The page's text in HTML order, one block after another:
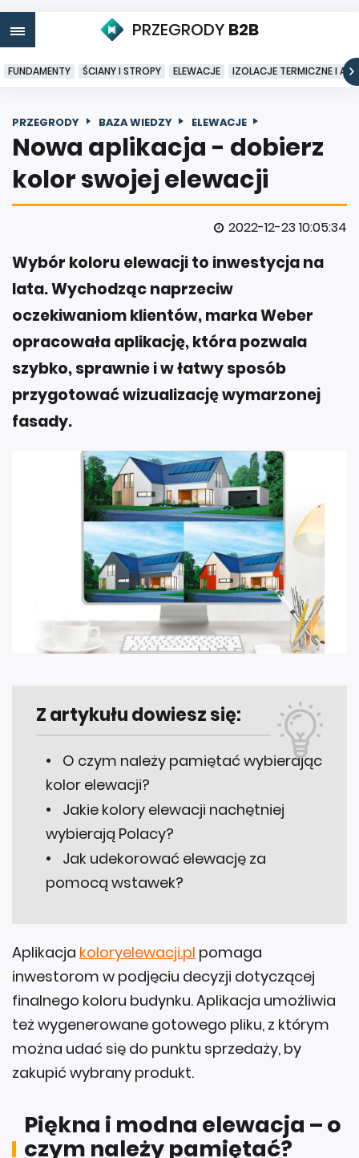
PRZEGRODY B2B
FUNDAMENTY ŚCIANY I STROPY ELEWACJE IZOLACJE TERMICZNE I
PRZEGRODY BAZA WIEDZY ELEWACJE
Nowa aplikacja - dobierz
kolor swojej elewacji
2022-12-23 10:05:34
Wybór koloru elewacji to inwestycja na
lata. Wychodząc naprzeciw
oczekiwaniom klientów, marka Weber
opracowała aplikację, która pozwala
szybko, sprawnie i w łatwy sposób
przygotować wizualizację wymarzonej
fasady.
Z artykułu dowiesz się:
O czym należy pamiętać wybierając
kolor elewacji?
Jakie kolory elewacji nachętniej
wybierają Polacy?
Jak udekorować elewację za
pomocą wstawek?
Aplikacja koloryelewacji.pl pomaga
inwestorom w podjęciu decyzji dotyczącej
finalnego koloru budynku. Aplikacja umożliwia
też wygenerowane gotowego pliku, z którym
można udać się do punktu sprzedaży, by
zakupić wybrany produkt.
Piękna i modna elewacja – o
czym należy pamiętać?